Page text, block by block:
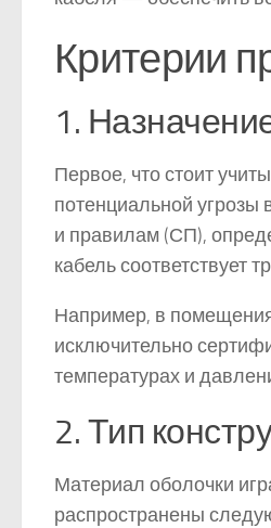
Критерии
1.
Первое, что стоит
потенциальной
и правилам (СП),
кабель соответствует
Например, в
исключительно
температурах и
2. Тип
Материал оболочки
распространены